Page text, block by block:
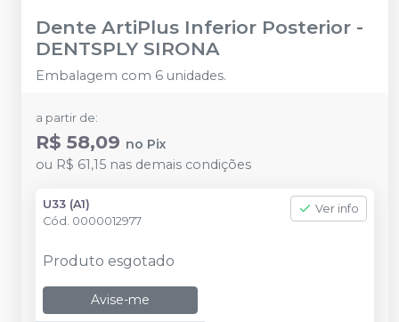
Dente ArtiPlus Inferior Posterior -
DENTSPLY SIRONA
Embalagem com 6 unidades.
a partir de:
R$ 58,09 no Pix
ou R$ 61,15 nas demais condições
U33 (A1)
Cód. 0000012977
Ver info
Produto esgotado
Avise-me